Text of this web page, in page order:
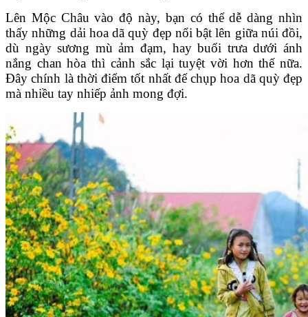
Lên Mộc Châu vào độ này, bạn có thể dễ dàng nhìn
thấy những dải hoa dã quỳ đẹp nổi bật lên giữa núi đồi,
dù ngày sương mù ảm đạm, hay buổi trưa dưới ánh
nắng chan hòa thì cảnh sắc lại tuyệt vời hơn thế nữa.
Đây chính là thời điểm tốt nhất để chụp hoa dã quỳ đẹp
mà nhiều tay nhiếp ảnh mong đợi.